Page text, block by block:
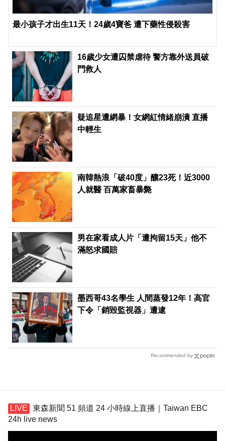
最小孩子才出生11天！24歲4寶爸 遭下藥性侵殺害
16歲少女遭囚禁虐待 警方靠外送員破
門救人
疑追星遭網暴！女網紅情緒崩潰 直播
中輕生
南韓熱浪「破40度」釀23死！近3000
人就醫 百萬家畜暴斃
男在家看成人片「遭拘留15天」他不
滿怒求國賠
墨西哥43名學生 人間蒸發12年！高官
下令「銷毀監視器」遭逮
Recommended by
東森新聞 51 頻道 24 小時線上直播｜Taiwan EBC
24h live news